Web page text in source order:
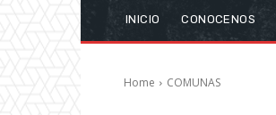
INICIO CONOCENOS
Home COMUNAS